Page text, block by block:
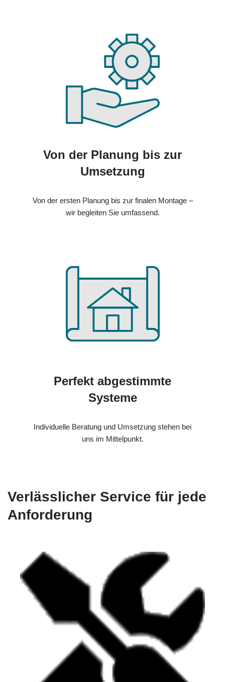
Von der Planung bis zur
Umsetzung
Von der ersten Planung bis zur finalen Montage –
wir begleiten Sie umfassend.
Perfekt abgestimmte
Systeme
Individuelle Beratung und Umsetzung stehen bei
uns im Mittelpunkt.
Verlässlicher Service für jede
Anforderung